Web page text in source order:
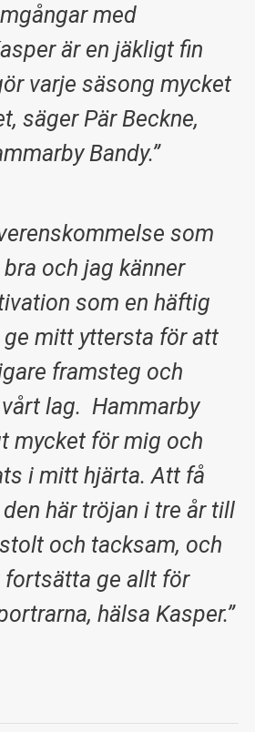
med
är en jäkligt fin
varje säsong mycket
säger Pär Beckne,
Bandy.”
som
och jag känner
som en häftig
mitt yttersta för att
framsteg och
lag. Hammarby
mycket för mig och
i mitt hjärta. Att få
här tröjan i tre år till
och tacksam, och
fortsätta ge allt för
hälsa Kasper.”